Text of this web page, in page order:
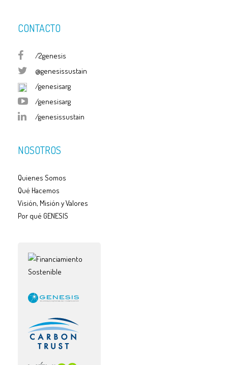
CONTACTO
/2genesis
@genesissustain
/genesisarg
/genesisarg
/genesissustain
NOSOTROS
Quienes Somos
Qué Hacemos
Visión, Misión y Valores
Por qué GENESIS